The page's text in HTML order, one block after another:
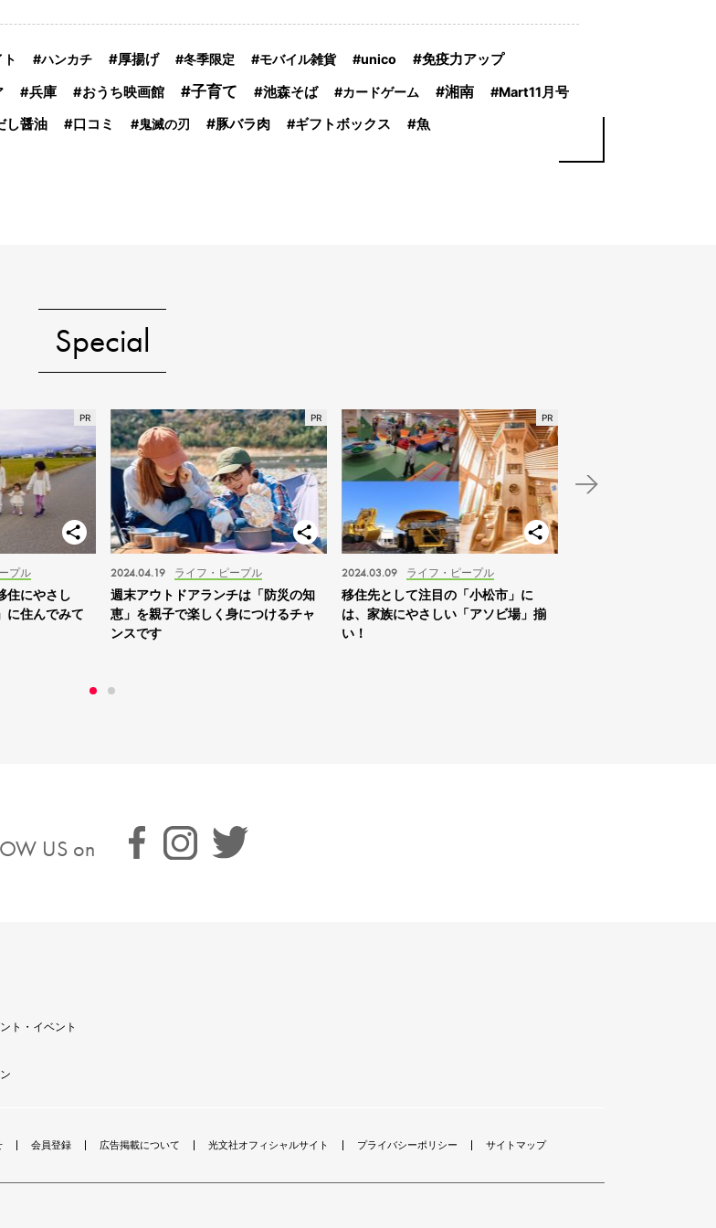
ハンカチ 厚揚げ 冬季限定 モバイル雑貨 unico
免疫力アップ
兵庫 おうち映画館 子育て 池森そば カードゲーム 湘南 Mart11月号
し醤油 口コミ 鬼滅の刃 豚バラ肉 ギフトボックス 魚
Special
プル
住にやさし
に住んでみて
ライフ・ピープル
2024.04.19
週末アウトドアランチは「防災の知
恵」を親子で楽しく身につけるチャ
ンスです
ライフ・ピープル
2024.03.09
移住先として注目の「小松市」に
は、家族にやさしい「アソビ場」揃
い！
US on
ト・イベント
会員登録 広告掲載について 光文社オフィシャルサイト プライバシーポリシー サイトマップ